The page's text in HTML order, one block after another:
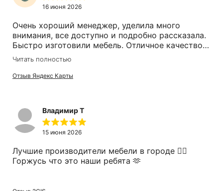
16 июня 2026
Очень хороший менеджер, уделила много
внимания, все доступно и подробно рассказала.
Быстро изготовили мебель. Отличное качество.
Доставка и занос на высоте, все аккуратно.
Молодцы и без нареканий! Спасибо.
Читать полностью
Отзыв Яндекс Карты
Владимир Т
15 июня 2026
Лучшие производители мебели в городе 👍🏽
Горжусь что это наши ребята 🫶